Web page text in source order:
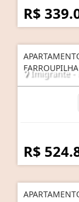
R$
FARROUPILHA
Imigrante -
R$